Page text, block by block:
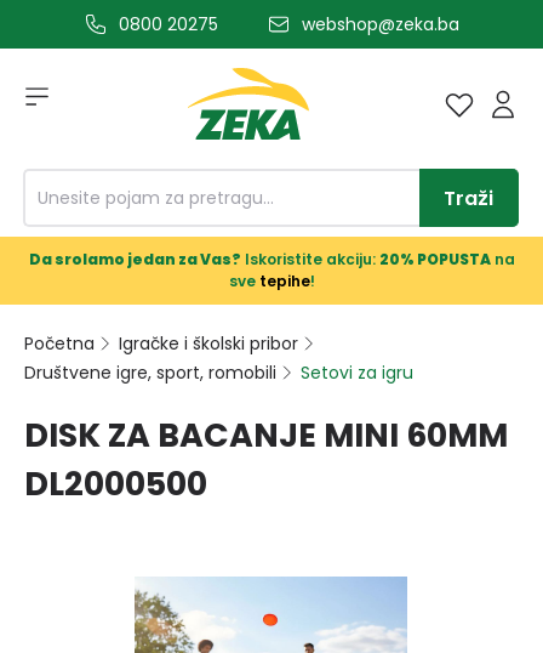
glavni sadržaj0800 20275 webshop@zeka.ba
Traži
Da srolamo jedan za Vas? Iskoristite akciju: 20% POPUSTAna
sve tepihe!
Početna
Igračke i školski pribor
Društvene igre, sport, romobili
Setovi za igru
DISK ZA BACANJE MINI 60MM
DL2000500